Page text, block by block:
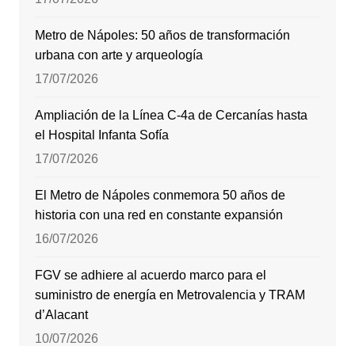
Metro de Nápoles: 50 años de transformación
urbana con arte y arqueología
17/07/2026
Ampliación de la Línea C-4a de Cercanías hasta
el Hospital Infanta Sofía
17/07/2026
El Metro de Nápoles conmemora 50 años de
historia con una red en constante expansión
16/07/2026
FGV se adhiere al acuerdo marco para el
suministro de energía en Metrovalencia y TRAM
d’Alacant
10/07/2026